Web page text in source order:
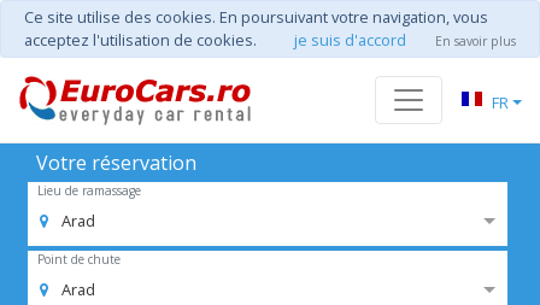
Ce site utilise des cookies. En poursuivant votre navigation, vous
acceptez l'utilisation de cookies.
je suis d'accord En savoir plus
FR
Votre réservation
Lieu de ramassage
Arad
Point de chute
Arad